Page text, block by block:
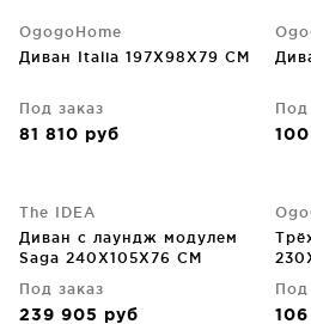
OgogoHome
Диван Italia 197X98X79 CM
Под заказ
81 810 руб
Под
The IDEA
Диван с лаундж модулем
Saga 240X105X76 CM
Под заказ
239 905 руб
Под